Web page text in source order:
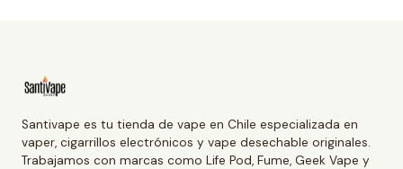
Santivape es tu tienda de vape en Chile especializada en
vaper, cigarrillos electrónicos y vape desechable originales.
Trabajamos con marcas como Life Pod, Fume, Geek Vape y